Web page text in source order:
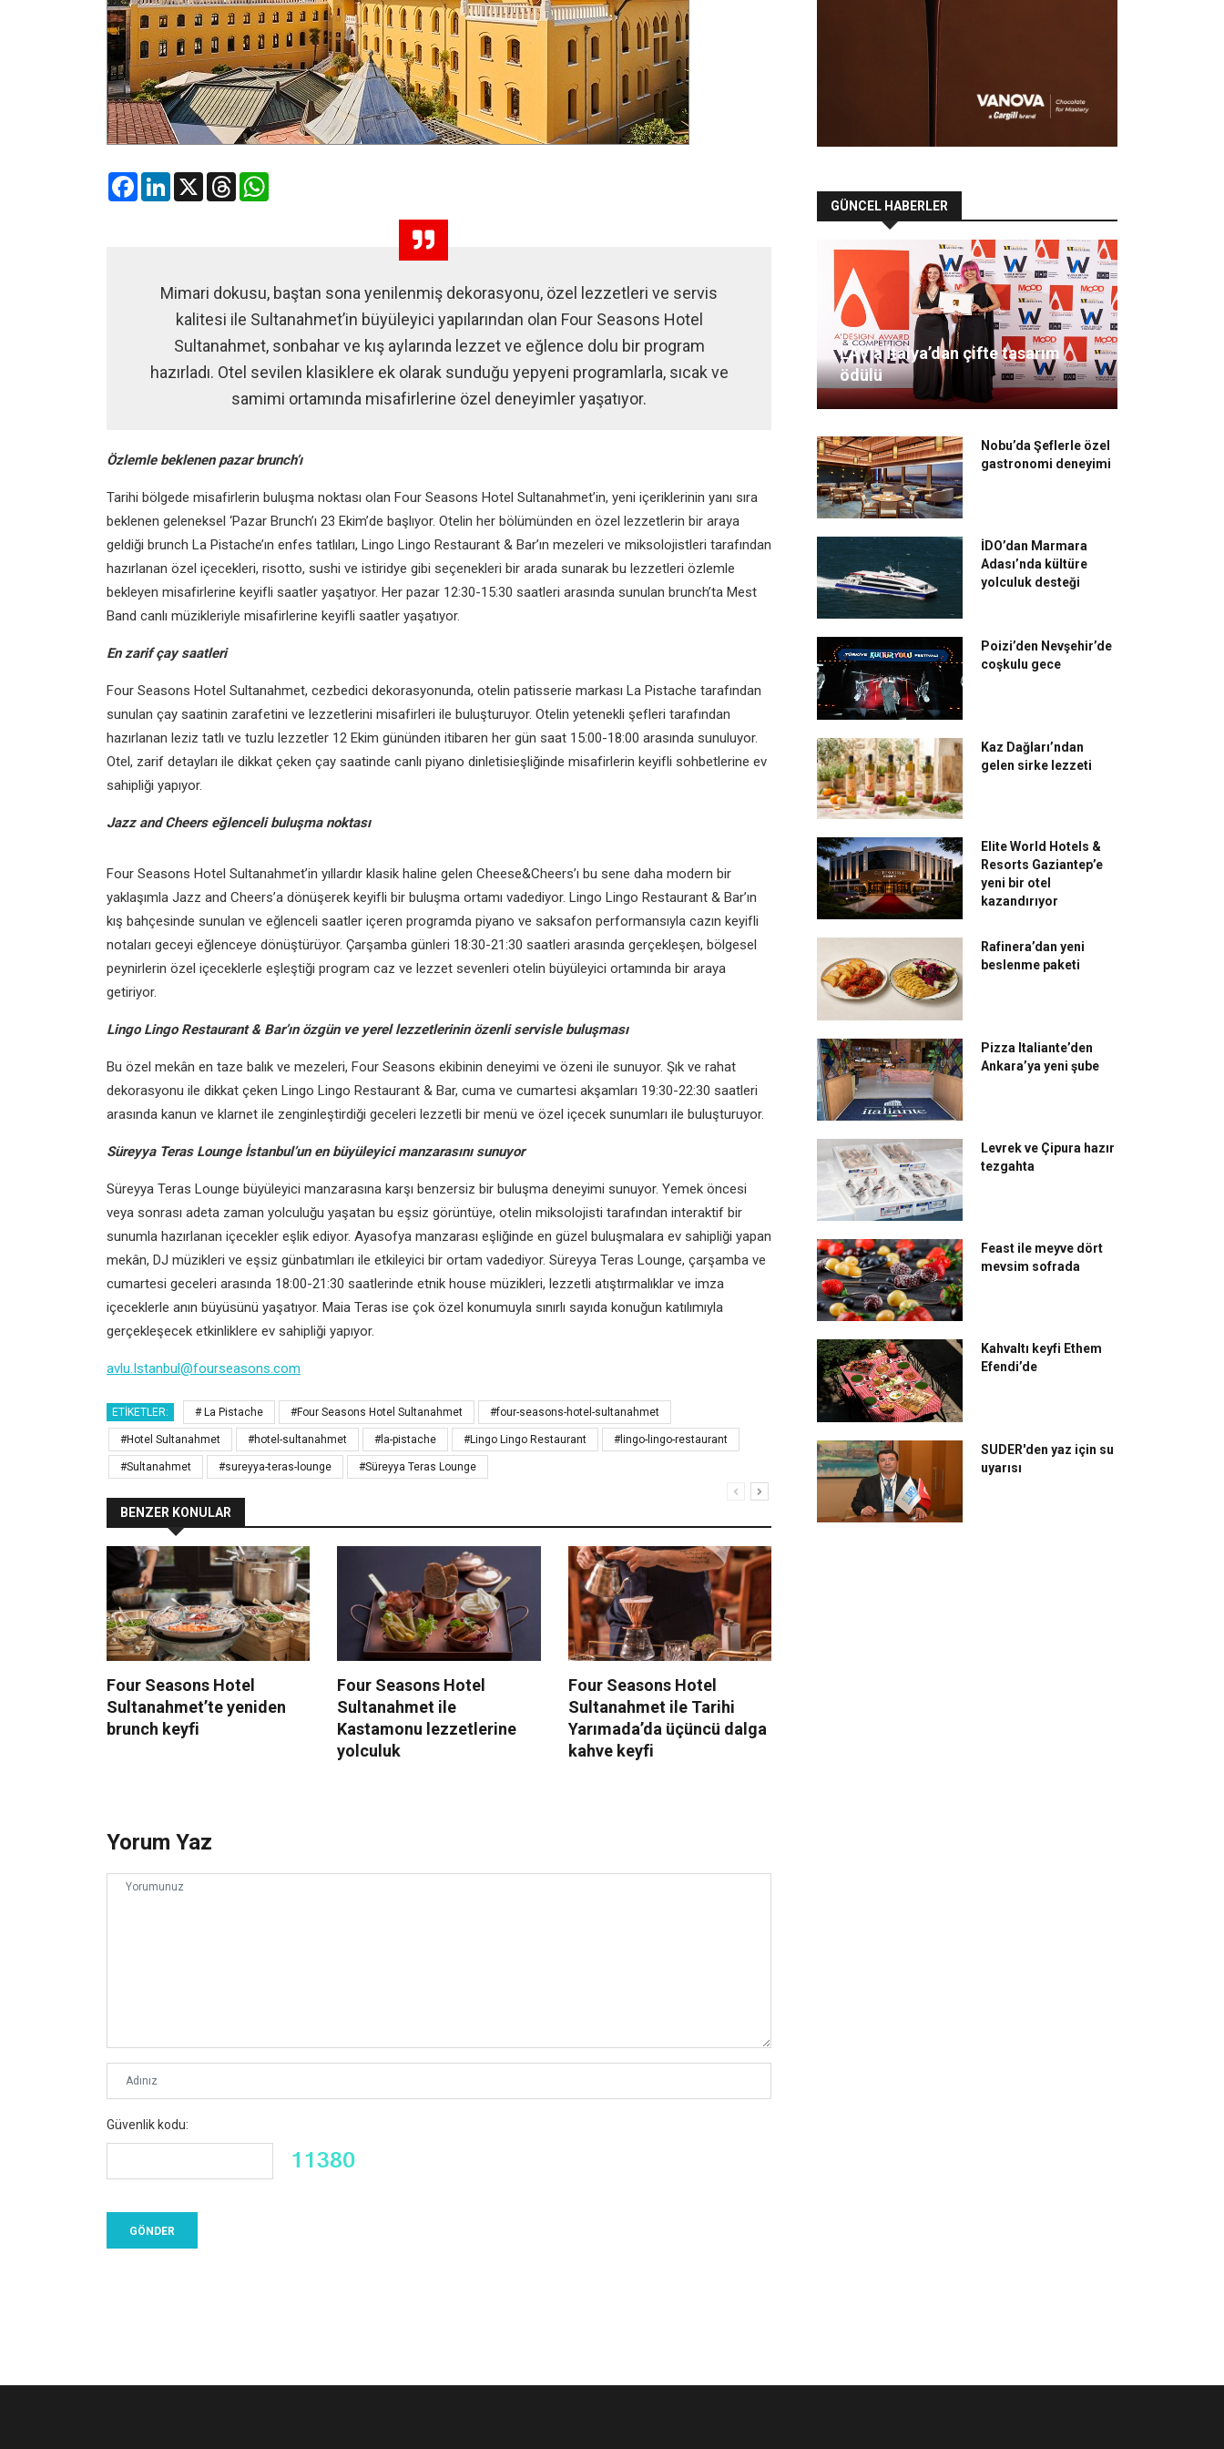
FacebookLinkedIn
X Threads
Mimari dokusu, baştan sona yenilenmiş dekorasyonu, özel lezzetleri ve servis
kalitesi ile Sultanahmet’in büyüleyici yapılarından olan Four Seasons Hotel
Sultanahmet, sonbahar ve kış aylarında lezzet ve eğlence dolu bir program
hazırladı. Otel sevilen klasiklere ek olarak sunduğu yepyeni programlarla, sıcak ve
samimi ortamında misafirlerine özel deneyimler yaşatıyor.
Özlemle beklenen pazar brunch’ı
Tarihi bölgede misafirlerin buluşma noktası olan Four Seasons Hotel Sultanahmet’in, yeni içeriklerinin yanı sıra
beklenen geleneksel ‘Pazar Brunch’ı 23 Ekim’de başlıyor. Otelin her bölümünden en özel lezzetlerin bir araya
geldiği brunch La Pistache’ın enfes tatlıları, Lingo Lingo Restaurant & Bar’ın mezeleri ve miksolojistleri tarafından
hazırlanan özel içecekleri, risotto, sushi ve istiridye gibi seçenekleri bir arada sunarak bu lezzetleri özlemle
bekleyen misafirlerine keyifli saatler yaşatıyor. Her pazar 12:30-15:30 saatleri arasında sunulan brunch’ta Mest
Band canlı müzikleriyle misafirlerine keyifli saatler yaşatıyor.
En zarif çay saatleri
Four Seasons Hotel Sultanahmet, cezbedici dekorasyonunda, otelin patisserie markası La Pistache tarafından
sunulan çay saatinin zarafetini ve lezzetlerini misafirleri ile buluşturuyor. Otelin yetenekli şefleri tarafından
hazırlanan leziz tatlı ve tuzlu lezzetler 12 Ekim gününden itibaren her gün saat 15:00-18:00 arasında sunuluyor.
Otel, zarif detayları ile dikkat çeken çay saatinde canlı piyano dinletisieşliğinde misafirlerin keyifli sohbetlerine ev
sahipliği yapıyor.
Jazz and Cheers eğlenceli buluşma noktası
Four Seasons Hotel Sultanahmet’in yıllardır klasik haline gelen Cheese&Cheers’ı bu sene daha modern bir
yaklaşımla Jazz and Cheers’a dönüşerek keyifli bir buluşma ortamı vadediyor. Lingo Lingo Restaurant & Bar’ın
kış bahçesinde sunulan ve eğlenceli saatler içeren programda piyano ve saksafon performansıyla cazın keyifli
notaları geceyi eğlenceye dönüştürüyor. Çarşamba günleri 18:30-21:30 saatleri arasında gerçekleşen, bölgesel
peynirlerin özel içeceklerle eşleştiği program caz ve lezzet sevenleri otelin büyüleyici ortamında bir araya
getiriyor.
Lingo Lingo Restaurant & Bar’ın özgün ve yerel lezzetlerinin özenli servisle buluşması
Bu özel mekân en taze balık ve mezeleri, Four Seasons ekibinin deneyimi ve özeni ile sunuyor. Şık ve rahat
dekorasyonu ile dikkat çeken Lingo Lingo Restaurant & Bar, cuma ve cumartesi akşamları 19:30-22:30 saatleri
arasında kanun ve klarnet ile zenginleştirdiği geceleri lezzetli bir menü ve özel içecek sunumları ile buluşturuyor.
Süreyya Teras Lounge İstanbul’un en büyüleyici manzarasını sunuyor
Süreyya Teras Lounge büyüleyici manzarasına karşı benzersiz bir buluşma deneyimi sunuyor. Yemek öncesi
veya sonrası adeta zaman yolculuğu yaşatan bu eşsiz görüntüye, otelin miksolojisti tarafından interaktif bir
sunumla hazırlanan içecekler eşlik ediyor. Ayasofya manzarası eşliğinde en güzel buluşmalara ev sahipliği yapan
mekân, DJ müzikleri ve eşsiz günbatımları ile etkileyici bir ortam vadediyor. Süreyya Teras Lounge, çarşamba ve
cumartesi geceleri arasında 18:00-21:30 saatlerinde etnik house müzikleri, lezzetli atıştırmalıklar ve imza
içeceklerle anın büyüsünü yaşatıyor. Maia Teras ise çok özel konumuyla sınırlı sayıda konuğun katılımıyla
gerçekleşecek etkinliklere ev sahipliği yapıyor.
avlu.Istanbul@fourseasons.com
ETIKETLER: # La Pistache #Four Seasons Hotel Sultanahmet #four-seasons-hotel-sultanahmet
#Hotel Sultanahmet #hotel-sultanahmet #la-pistache #Lingo Lingo Restaurant #lingo-lingo-restaurant
#Sultanahmet #sureyya-teras-lounge #Süreyya Teras Lounge
BENZER KONULAR
Four Seasons Hotel
Sultanahmet’te yeniden
brunch keyfi
Four Seasons Hotel
Sultanahmet ile
Kastamonu lezzetlerine
yolculuk
Four Seasons Hotel
Sultanahmet ile Tarihi
Yarımada’da üçüncü dalga
kahve keyfi
Yorum Yaz
Güvenlik kodu:
GÜNCEL HABERLER
LAV’a İtalya’dan çifte tasarım
ödülü
Nobu’da Şeflerle özel
gastronomi deneyimi
İDO’dan Marmara
Adası’nda kültüre
yolculuk desteği
Poizi’den Nevşehir’de
coşkulu gece
Kaz Dağları’ndan
gelen sirke lezzeti
Elite World Hotels &
Resorts Gaziantep’e
yeni bir otel
kazandırıyor
Rafinera’dan yeni
beslenme paketi
Pizza Italiante’den
Ankara’ya yeni şube
Levrek ve Çipura hazır
tezgahta
Feast ile meyve dört
mevsim sofrada
Kahvaltı keyfi Ethem
Efendi’de
SUDER'den yaz için su
uyarısı